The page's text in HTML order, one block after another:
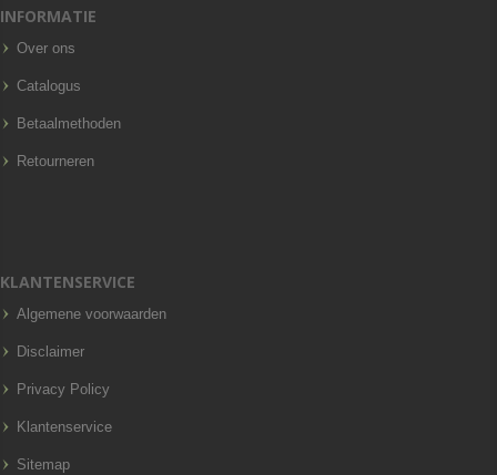
INFORMATIE
Over ons
Catalogus
Betaalmethoden
Retourneren
KLANTENSERVICE
Algemene voorwaarden
Disclaimer
Privacy Policy
Klantenservice
Sitemap